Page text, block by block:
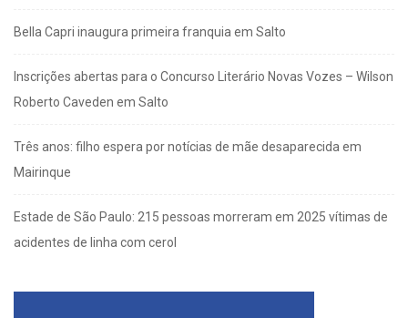
Bella Capri inaugura primeira franquia em Salto
Inscrições abertas para o Concurso Literário Novas Vozes – Wilson
Roberto Caveden em Salto
Três anos: filho espera por notícias de mãe desaparecida em
Mairinque
Estade de São Paulo: 215 pessoas morreram em 2025 vítimas de
acidentes de linha com cerol